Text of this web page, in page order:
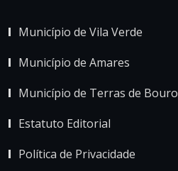
Município de Vila Verde
Município de Amares
Município de Terras de Bouro
Estatuto Editorial
Política de Privacidade